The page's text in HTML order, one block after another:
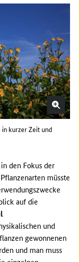
in kurzer Zeit und
den Fokus der
müsste
auf die
und
gewonnenen
und man muss